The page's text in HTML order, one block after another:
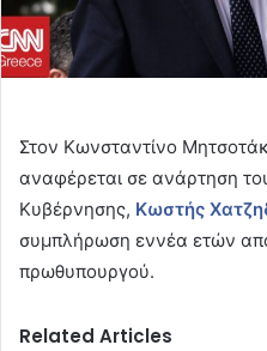
Στον Κωνσταντίνο
αναφέρεται σε ανάρτηση
Κυβέρνησης, Κωστής
συμπλήρωση εννέα ετών
πρωθυπουργού.
Related Articles